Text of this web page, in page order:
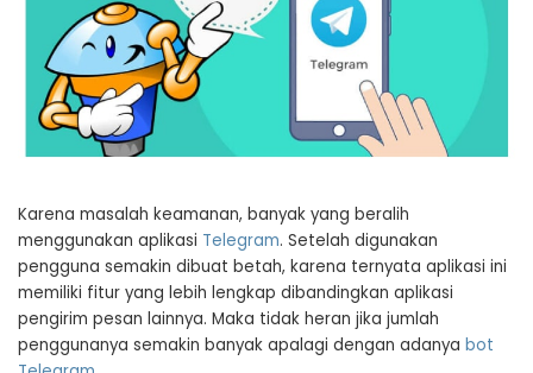
Karena masalah keamanan, banyak yang beralih
menggunakan aplikasi Telegram. Setelah digunakan
pengguna semakin dibuat betah, karena ternyata aplikasi ini
memiliki fitur yang lebih lengkap dibandingkan aplikasi
pengirim pesan lainnya. Maka tidak heran jika jumlah
penggunanya semakin banyak apalagi dengan adanya bot